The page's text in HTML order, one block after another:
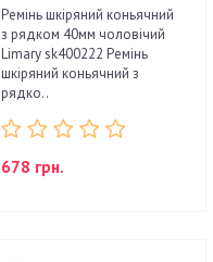
Ремінь шкіряний коньячний
з рядком 40мм чоловічий
Limary sk400222 Ремінь
шкіряний коньячний з
рядко..
678 грн.